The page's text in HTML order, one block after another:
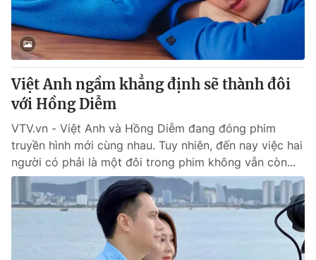
Việt Anh ngầm khẳng định sẽ thành đôi
với Hồng Diễm
VTV.vn - Việt Anh và Hồng Diễm đang đóng phim
truyền hình mới cùng nhau. Tuy nhiên, đến nay việc hai
người có phải là một đôi trong phim không vẫn còn...